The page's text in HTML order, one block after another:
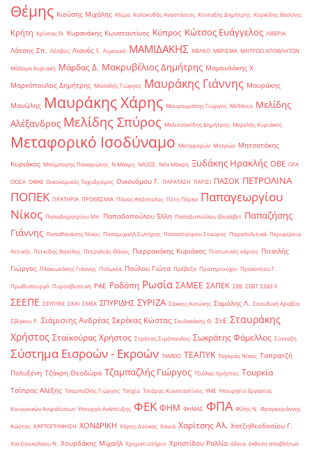
Θέμης Κιούσης Μιχάλης Κλίμα Κολοκυθάς Αναστάσιος Κονταξής Δημήτρης Κορκίδης Βασίλης
Κρήτη Κρίντας Θ. Κυρανάκης Κωνσταντίνος Κύπρος Κώτσος Ευάγγελος ΛΙΒΕΡΙΑ
Λάτσης Σπ. Λέσβος Λιανός Ι. Λιμενικό ΜΑΜΙΔΑΚΗΣ ΜΕΛΚΟ ΜΕΡΙΣΜΑ ΜΗΤΡΩΟ ΑΠΟΒΛΗΤΩΝ
Μάλαμα Κυριακή Μάρδας Δ. Μακρυβέλιος Δημήτρης Μαμουλάκης Χ.
Μαρκόπουλος Δημήτρης Μασαλής Γιώργος Μαυράκης Γιάννης Μαυράκης
Μανώλης Μαυράκης Χάρης Μαυρομμάτης Γιώργος Μεθάνιο Μελίδης
Αλέξανδρος Μελίδης Σπύρος Μελισσανίδης Δημήτρης Μερελής Κυριάκος
Μεταφορικό Ισοδύναμο Μεταφορών Μητρώο Μητσοτάκης
Κυριάκος Μπόμπορης Παναγιώτης Ν.Μάκρη ΝΑΞΟΣ Νέα Μάκρη Ξυδάκης Ηρακλής ΟΒΕ ΟΓΑ
ΟΟΣΑ ΟΦΑΕ Οικονομικός Ταχυδρόμος Οικονόμου Γ. ΠΑΡΑΤΑΣΗ ΠΑΡΙΣΙ ΠΑΣΟΚ ΠΕΤΡΟΛΙΝΑ
ΠΟΠΕΚ ΠΡΑΤΗΡΙΑ ΠΡΟΘΕΣΜΙΑ Πάνας Απόστολος Πέτη Πέρκα Παπαγεωργίου
Νίκος Παπαδημητρίου Μπ. Παπαδοπούλου Έλλη Παπαδοπούλου Ελισάβετ Παπαζήσης
Γιάννης Παπαθανάσης Νίκος Παπαμιχαήλ Σωτήρης Παπασταύρου Σταύρος Παραπολιτικά Περιφέρεια
Αττικής Πετκίδης Βασίλης Πετραλιάς Θάνος Πιερρακάκης Κυριάκος Πιστωτικές κάρτες Πιτσιλής
Γιώργος Πλακιωτάκης Γιάννης Πολωνία Πούλου Γιώτα Πρέβεζα Πρατηριούχοι Προκοπίου Γ.
Πρωθυπουργό Πυροσβεστική ΡΑΕ Ροδόπη Ρωσία ΣΑΜΕΕ ΣΑΠΕΚ ΣΕΒ ΣΕΒΤ ΣΕΔΕ ΙΙ
ΣΕΕΠΕ ΣΕΥΠΥΚΕ ΣΚΑΙ ΣΜΕΑ ΣΠΥΡΙΔΗΣ ΣΥΡΙΖΑ Σάκκος Αντώνης Σαμόλης Λ. Σαουδική Αραβία
Σβίγκου Ρ. Σιάμισιης Ανδρέας Σκρέκας Κώστας Σκυλακάκης Θ. ΣτΕ Σταυράκης
Χρήστος Σταϊκούρας Χρήστος Στράτος Σιμόπουλος Σωκράτης Φάμελλος Σύνταξη
Σύστημα Εισροών - Εκροών ΤΑΜΕΙΟ ΤΕΑΠΥΚ Ταγαράς Νίκος Ταπρατζή
Πολυξένη Τζάκρη Θεοδώρα Τζαμπαζλής Γιώργος Τζιόλας Χρήστος Τουρκία
Τσίπρας Αλέξης Τσαμπαζλής Γιώργος Τσεχία Τσιάρας Κωνσταντίνος ΥΜΕ Υπουργείο Εργασίας
Κοινωνικών Ασφαλίσεων Υπουργό Ανάπτυξης ΦΕΚ ΦΗΜ ΦΗΜΑΣ ΦΠΑ Φίλης Ν. Φραγκογιάννης
Κώστας ΧΑΡΤΟΓΡΑΦΗΣΗ ΧΟΝΔΡΙΚΗ Χάρης Δούκας Χανιά Χαρίτσης Αλ. Χατζηθεοδοσίου Γ.
Χατζηνικολάου Ν. Χουρδάκης Μιχαήλ Χρηματιστήριο Χρηστίδου Ραλλία άδεια έκθεση αποβλήτων